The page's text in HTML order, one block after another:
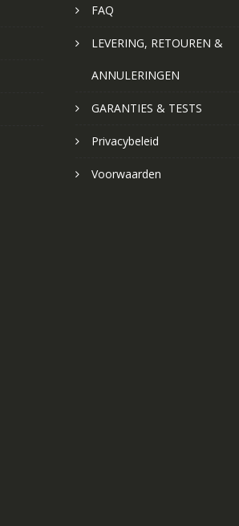
FAQ
LEVERING, RETOUREN &
ANNULERINGEN
GARANTIES & TESTS
Privacybeleid
Voorwaarden